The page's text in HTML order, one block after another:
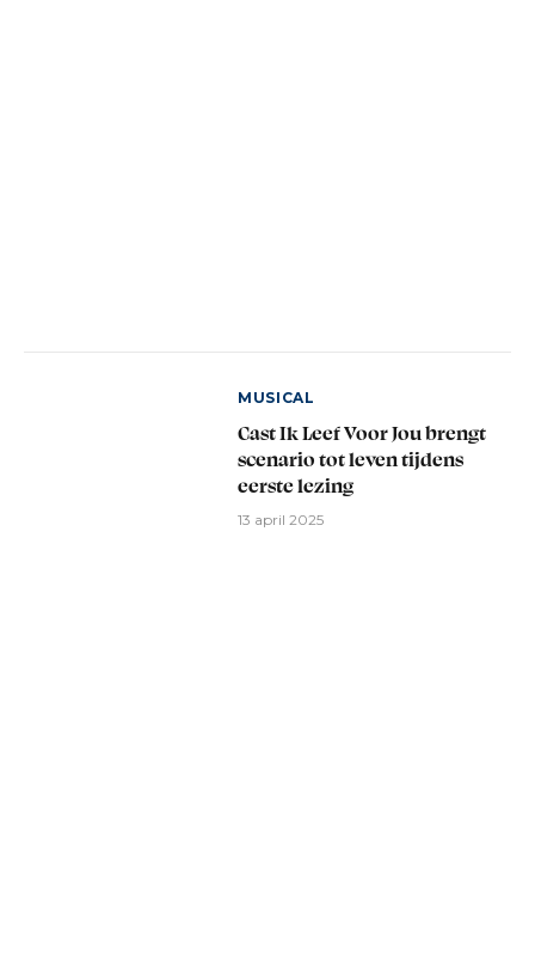
MUSICAL
Cast Ik Leef Voor Jou brengt
scenario tot leven tijdens
eerste lezing
13 april 2025